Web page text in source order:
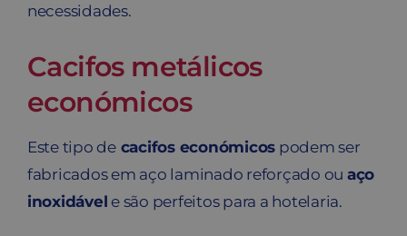
necessidades.
Cacifos metálicos
económicos
Este tipo decacifos económicos podem ser
fabricados em aço laminado reforçado ou aço
inoxidável e são perfeitos para a hotelaria.